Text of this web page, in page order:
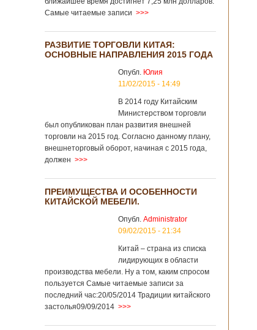
Самые читаемые записи >>>
РАЗВИТИЕ ТОРГОВЛИ КИТАЯ:
ОСНОВНЫЕ НАПРАВЛЕНИЯ 2015 ГОДА
Опубл. Юлия
11/02/2015 - 14:49
В 2014 году Китайским
Министерством торговли
был опубликован план развития внешней
торговли на 2015 год. Согласно данному плану,
внешнеторговый оборот, начиная с 2015 года,
должен >>>
ПРЕИМУЩЕСТВА И ОСОБЕННОСТИ
КИТАЙСКОЙ МЕБЕЛИ.
Опубл. Administrator
09/02/2015 - 21:34
Китай – страна из списка
лидирующих в области
производства мебели. Ну а том, каким спросом
пользуется Самые читаемые записи за
последний час:20/05/2014 Традиции китайского
застолья09/09/2014 >>>